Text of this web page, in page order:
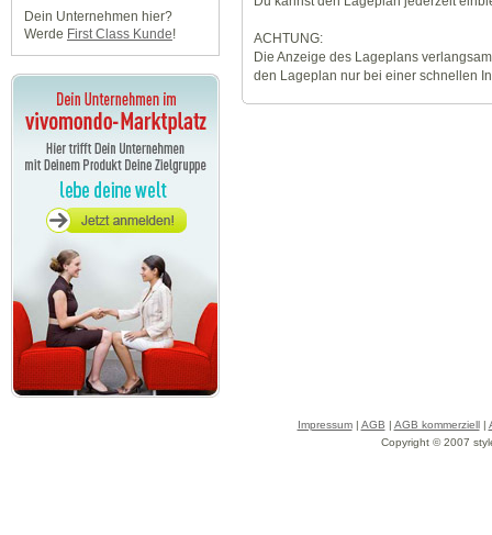
Dein Unternehmen hier?
Werde First Class Kunde!
ACHTUNG:
Die Anzeige des Lageplans
den Lageplan nur bei einer schnellen
Impressum| AGB | AGB kommerziell|
Copyright © 2007